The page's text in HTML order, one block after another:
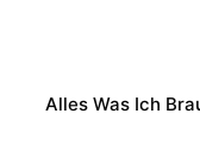
Alles Was Ich